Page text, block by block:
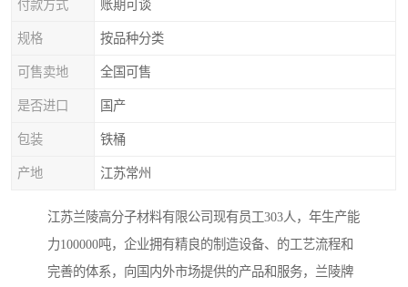
付款方式 账期可谈
规格 按品种分类
可售卖地 全国可售
是否进口 国产
包装 铁桶
产地 江苏常州
江苏兰陵高分子材料有限公司现有员工303人，年生产能
力100000吨，企业拥有精良的制造设备、的工艺流程和
完善的体系，向国内外市场提供的产品和服务，兰陵牌